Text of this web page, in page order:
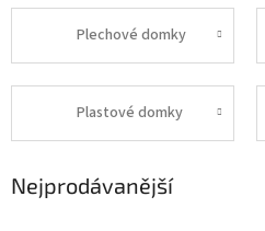
Plechové domky
Plastové domky
Nejprodávanější